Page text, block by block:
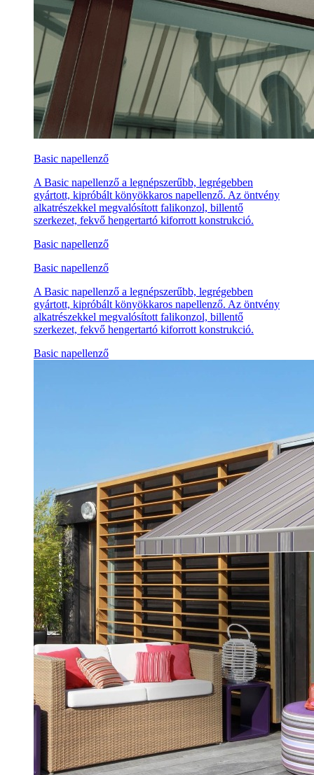
Basic napellenző
A Basic napellenző a legnépszerűbb, legrégebben
gyártott, kipróbált könyökkaros napellenző. Az öntvény
alkatrészekkel megvalósított falikonzol, billentő
szerkezet, fekvő hengertartó kiforrott konstrukció.
Basic napellenző
Basic napellenző
A Basic napellenző a legnépszerűbb, legrégebben
gyártott, kipróbált könyökkaros napellenző. Az öntvény
alkatrészekkel megvalósított falikonzol, billentő
szerkezet, fekvő hengertartó kiforrott konstrukció.
Basic napellenző